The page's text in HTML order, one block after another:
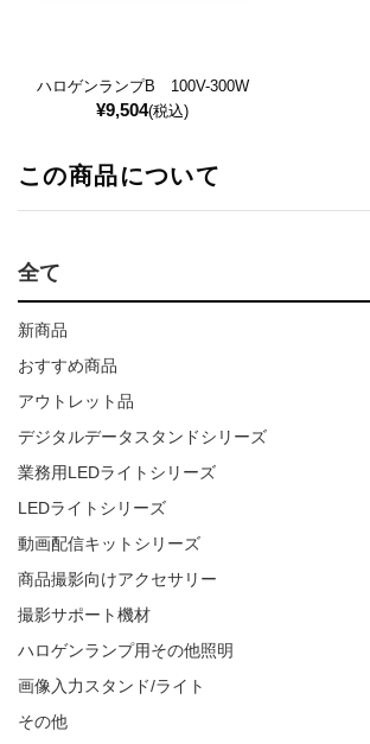
ハロゲンランプB 100V-300W
¥9,504(税込)
この商品について
全て
新商品
おすすめ商品
アウトレット品
デジタルデータスタンドシリーズ
業務用LEDライトシリーズ
LEDライトシリーズ
動画配信キットシリーズ
商品撮影向けアクセサリー
撮影サポート機材
ハロゲンランプ用その他照明
画像入力スタンド/ライト
その他